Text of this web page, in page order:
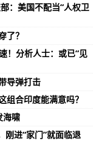
：美国不配当“人权卫
了？
！分析人士：或已“见
导弹打击
组合印度能满意吗？
海啸
刚进“家门”就面临退